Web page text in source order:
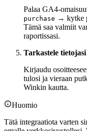
Palaa GA4-
purchase → kytke
Tämä saa valmiit
raportissasi.
Tarkastele tietojasi
Kirjaudu
tulosi ja vieraan
Winkin kautta.
Huomio
Tätä integraatiota varten